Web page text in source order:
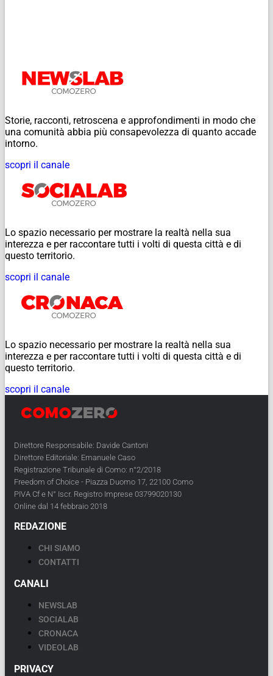
Storie, racconti, retroscena e approfondimenti in modo che
una comunità abbia più consapevolezza di quanto accade
intorno.
scopri il canale
Lo spazio necessario per mostrare la realtà nella sua
interezza e per raccontare tutti i volti di questa città e di
questo territorio.
scopri il canale
Lo spazio necessario per mostrare la realtà nella sua
interezza e per raccontare tutti i volti di questa città e di
questo territorio.
scopri il canale
Direttore Responsabile: Davide Cantoni
Direttore Editoriale: Emanuele Caso
Registrazione Tribunale di Como: n°2/2018
Freedom of Choice - Piazza Duomo 17, 22100 Como
PIVA Cf e N° Iscr. Registro Imprese 03799020130
Online dal 14 febbraio 2018
REDAZIONE
CHI SIAMO
CONTATTI
CANALI
NEWSLAB
SOCIALAB
CRONACA
VIDEOLAB
PRIVACY